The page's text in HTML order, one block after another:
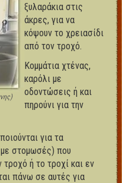
ξυλαράκια στις
άκρες, για να
κόψουν το χρειασίδι
από τον τροχό.
Κομμάτια χτένας,
καρόλι με
οδοντώσεις ή και
πηρούνι για την
για τα
με στομωσές) που
ή το τροχί και εν
πάνω σε αυτές για